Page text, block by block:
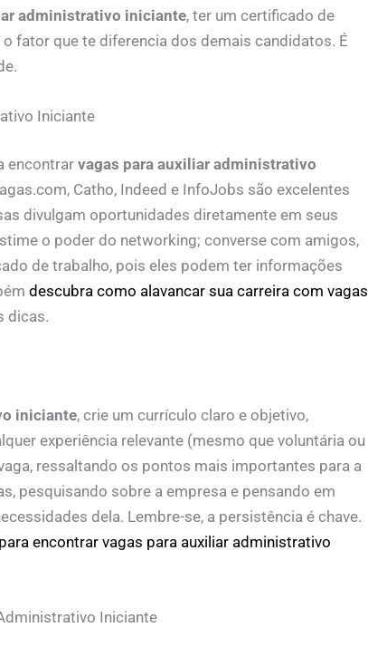
administrativo iniciante, ter um certificado de
fator que te diferencia dos demais candidatos. É
Iniciante
encontrar vagas para auxiliar administrativo
Catho, Indeed e InfoJobs são excelentes
divulgam oportunidades diretamente em seus
o poder do networking; converse com amigos,
de trabalho, pois eles podem ter informações
descubra como alavancar sua carreira com vagas
dicas.
iniciante, crie um currículo claro e objetivo,
experiência relevante (mesmo que voluntária ou
ressaltando os pontos mais importantes para a
pesquisando sobre a empresa e pensando em
dela. Lembre-se, a persistência é chave.
encontrar vagas para auxiliar administrativo
Iniciante